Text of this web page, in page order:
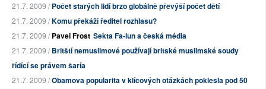
21.7. 2009 /Počet starých lidí brzo globálně převýší počet dětí
21.7. 2009 /Komu překáží ředitel rozhlasu?
21.7. 2009 /Pavel Frost Sekta Fa-lun a česká média
21.7. 2009 /Britští nemuslimové používají britské muslimské soudy
řídící se právem šaría
21.7. 2009 /Obamova popularita v klíčových otázkách poklesla pod 50